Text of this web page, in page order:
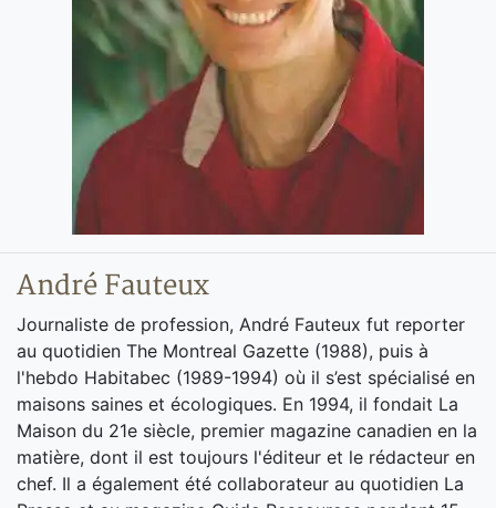
André Fauteux
Journaliste de profession, André Fauteux fut reporter
au quotidien The Montreal Gazette (1988), puis à
l'hebdo Habitabec (1989-1994) où il s’est spécialisé en
maisons saines et écologiques. En 1994, il fondait La
Maison du 21e siècle, premier magazine canadien en la
matière, dont il est toujours l'éditeur et le rédacteur en
chef. Il a également été collaborateur au quotidien La